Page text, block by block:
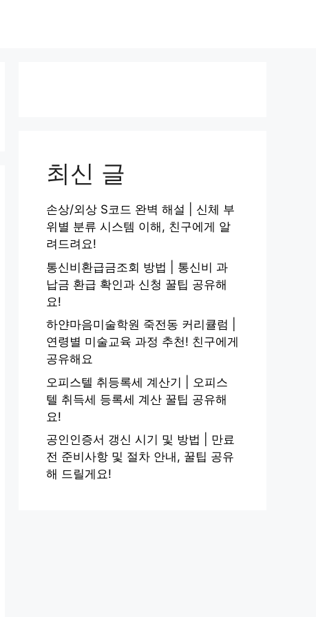
최신 글
손상/외상 S코드 완벽 해설 | 신체 부
위별 분류 시스템 이해, 친구에게 알
려드려요!
통신비환급금조회 방법 | 통신비 과
납금 환급 확인과 신청 꿀팁 공유해
요!
하얀마음미술학원 죽전동 커리큘럼 |
연령별 미술교육 과정 추천! 친구에게
공유해요
오피스텔 취등록세 계산기 | 오피스
텔 취득세 등록세 계산 꿀팁 공유해
요!
공인인증서 갱신 시기 및 방법 | 만료
전 준비사항 및 절차 안내, 꿀팁 공유
해 드릴게요!